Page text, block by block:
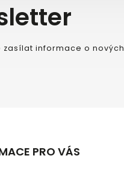
informace o nových
PRO VÁS